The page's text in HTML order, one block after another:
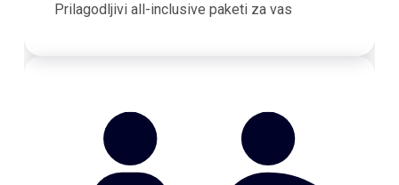
Prilagodljivi all-inclusive paketi za vas